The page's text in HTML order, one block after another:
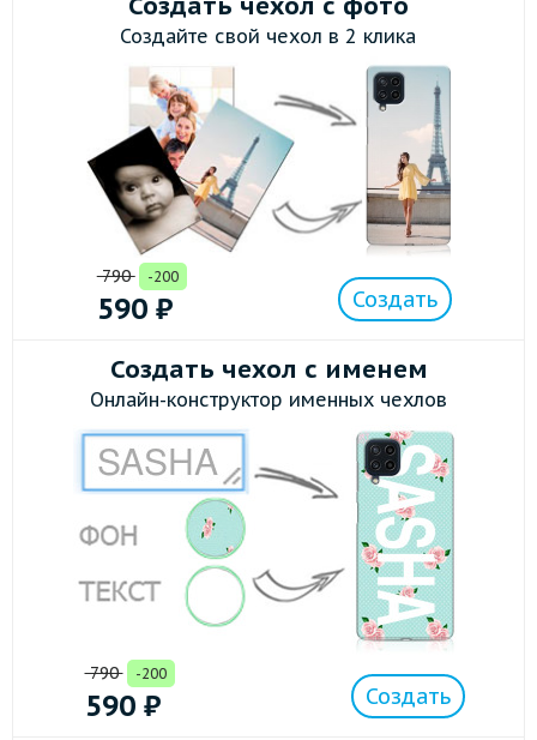
Создайте свой чехол в 2 клика
790 -200
590 ₽ Создать
Создать чехол с именем
Онлайн-конструктор именных чехлов
790 -200
590 ₽ Создать